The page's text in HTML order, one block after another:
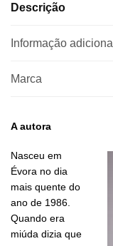
Descrição
Informação adicional
Marca
A autora
Nasceu em
Évora no dia
mais quente do
ano de 1986.
Quando era
miúda dizia que